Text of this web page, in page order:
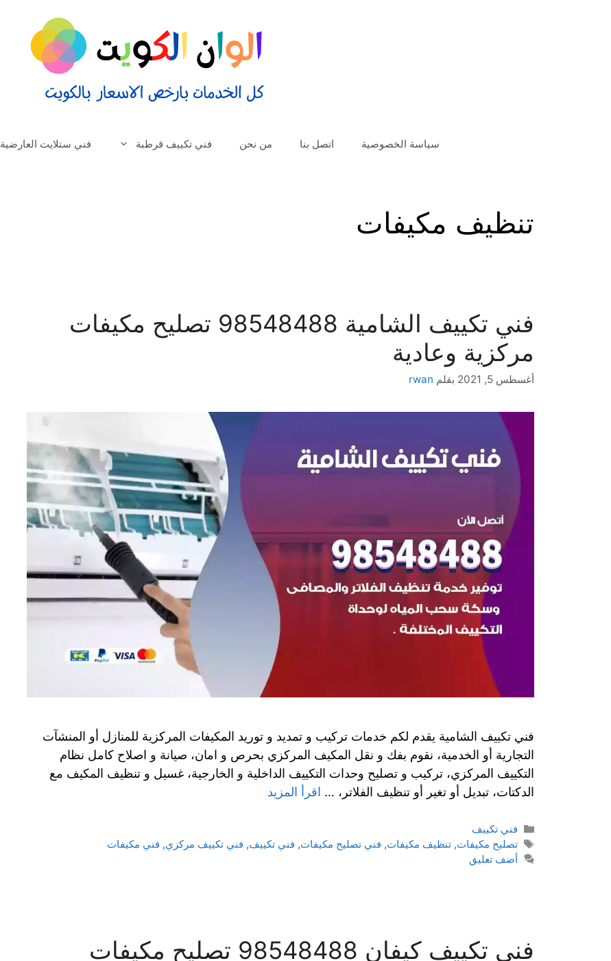
سياسة الخصوصية اتصل بنا من نحن فني تكييف قرطبة فني ستلايت العارضية
تنظيف مكيفات
فني تكييف الشامية 98548488 تصليح مكيفات
مركزية وعادية
أغسطس 5, 2021 بقلم rwan
فني تكييف الشامية يقدم لكم خدمات تركيب و تمديد و توريد المكيفات المركزية للمنازل أو المنشآت
التجارية أو الخدمية، نقوم بفك و نقل المكيف المركزي بحرص و امان، صيانة و اصلاح كامل نظام
التكييف المركزي، تركيب و تصليح وحدات التكييف الداخلية و الخارجية، غسيل و تنظيف المكيف مع
الدكتات، تبديل أو تغير أو تنظيف الفلاتر، … اقرأ المزيد
فني تكييف
تصليح مكيفات,تنظيف مكيفات, فني تصليح مكيفات, فني تكييف, فني تكييف مركزي, فني مكيفات
أضف تعليق
فني تكييف كيفان 98548488 تصليح مكيفات